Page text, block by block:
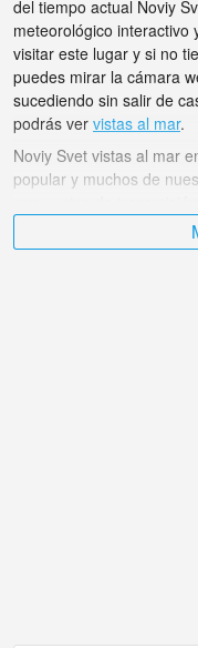
del tiempo actual Noviy
meteorológico interactivo
visitar este lugar y si no
puedes mirar la cámara
sucediendo sin salir de
podrás ver vistas al mar.
Noviy Svet vistas al mar
popular y muchos de
El Ucrania es muy